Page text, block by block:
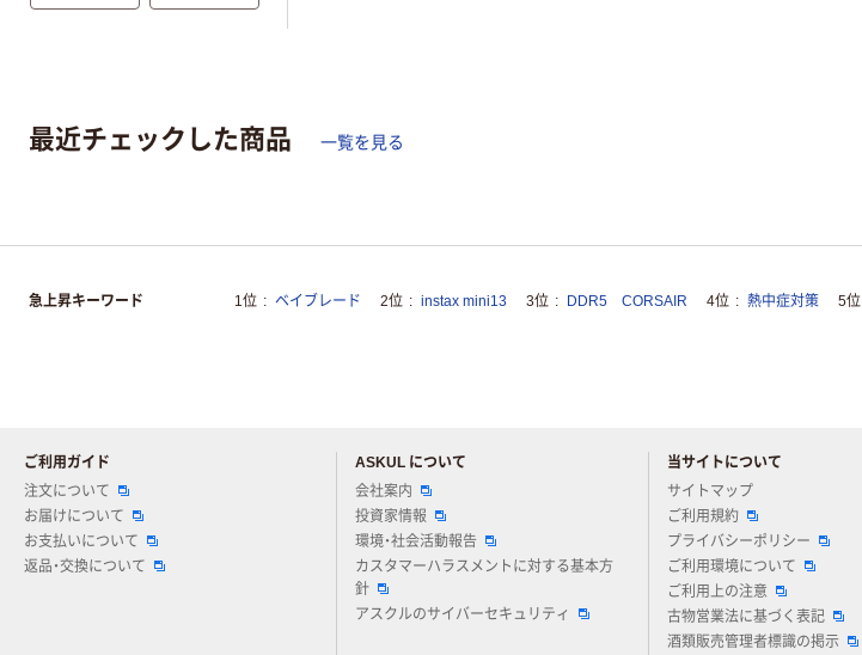
最近チェックした商品 一覧を見る
急上昇キーワード 1位 ベイブレード 2位 instax mini13 3位 DDR5 CORSAIR 4位 熱中症対策 5位
ご利用ガイド
注文について
お届けについて
お支払いについて
返品・交換について
ASKUL について
会社案内
投資家情報
環境・社会活動報告
カスタマーハラスメントに対する基本方
針
アスクルのサイバーセキュリティ
当サイトについて
サイトマップ
ご利用規約
プライバシーポリシー
ご利用環境について
ご利用上の注意
古物営業法に基づく表記
酒類販売管理者標識の掲示